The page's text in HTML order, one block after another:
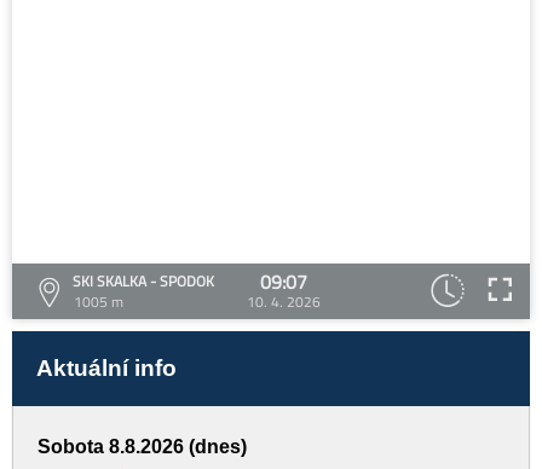
SKI SKALKA - SPODOK
1005 m
09:07
10. 4. 2026
Aktuální info
Sobota 8.8.2026 (dnes)